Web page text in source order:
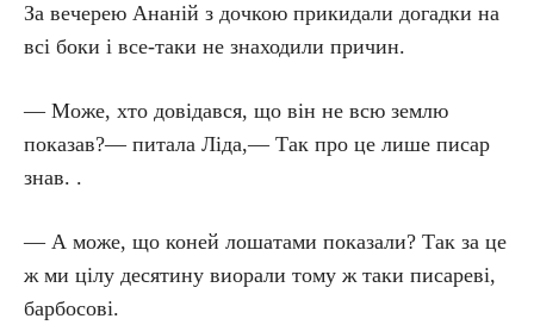
За вечерею Ананій з дочкою прикидали догадки на
всі боки і все-таки не знаходили причин.
— Може, хто довідався, що він не всю землю
показав?— питала Ліда,— Так про це лише писар
знав. .
— А може, що коней лошатами показали? Так за це
ж ми цілу десятину виорали тому ж таки писареві,
барбосові.